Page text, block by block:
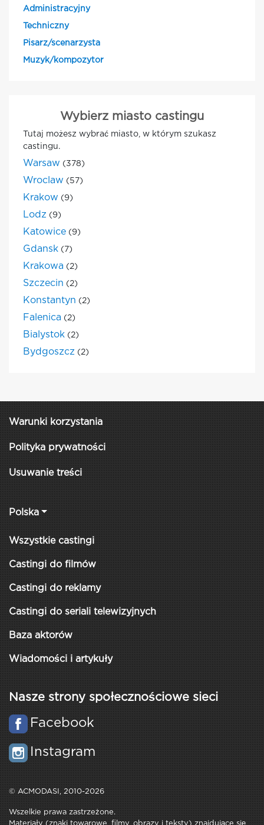
Administracyjny
Techniczny
Pisarz/scenarzysta
Muzyk/kompozytor
Wybierz miasto castingu
Tutaj możesz wybrać miasto, w którym szukasz
castingu.
Warsaw (378)
Wroclaw (57)
Krakow (9)
Lodz (9)
Katowice (9)
Gdansk (7)
Krakowa (2)
Szczecin (2)
Konstantyn (2)
Falenica (2)
Bialystok (2)
Bydgoszcz (2)
Warunki korzystania
Polityka prywatności
Usuwanie treści
Polska
Wszystkie castingi
Castingi do filmów
Castingi do reklamy
Castingi do seriali telewizyjnych
Baza aktorów
Wiadomości i artykuły
Nasze strony społecznościowe sieci
Facebook
Instagram
© ACMODASI, 2010-2026
Wszelkie prawa zastrzeżone.
Materiały (znaki towarowe, filmy, obrazy i teksty) znajdujące się